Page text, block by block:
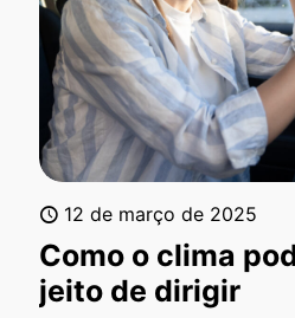
12 de março de 2025
Como o clima
jeito de dirigir